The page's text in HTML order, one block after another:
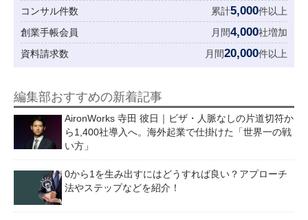
コンサル件数
累計5,000件以上
創業手帳会員
月間4,000社増加
資料請求数
月間20,000件以上
編集部おすすめの新着記事
AironWorks 寺田 彼日｜ビザ・人脈なしの片道切符か
ら1,400社導入へ。海外起業で仕掛けた「世界一の戦
い方」
0から1を生み出すにはどうすれば良い？アプローチ
法やステップなどを紹介！